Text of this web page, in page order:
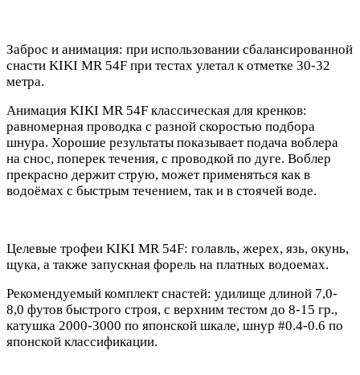
Заброс и анимация: при использовании сбалансированной
снасти KIKI MR 54F при тестах улетал к отметке 30-32
метра.
Анимация KIKI MR 54F классическая для кренков:
равномерная проводка с разной скоростью подбора
шнура. Хорошие результаты показывает подача воблера
на снос, поперек течения, с проводкой по дуге. Воблер
прекрасно держит струю, может применяться как в
водоёмах с быстрым течением, так и в стоячей воде.
Целевые трофеи KIKI MR 54F: голавль, жерех, язь, окунь,
щука, а также запускная форель на платных водоемах.
Рекомендуемый комплект снастей: удилище длиной 7,0-
8,0 футов быстрого строя, с верхним тестом до 8-15 гр.,
катушка 2000-3000 по японской шкале, шнур #0.4-0.6 по
японской классификации.